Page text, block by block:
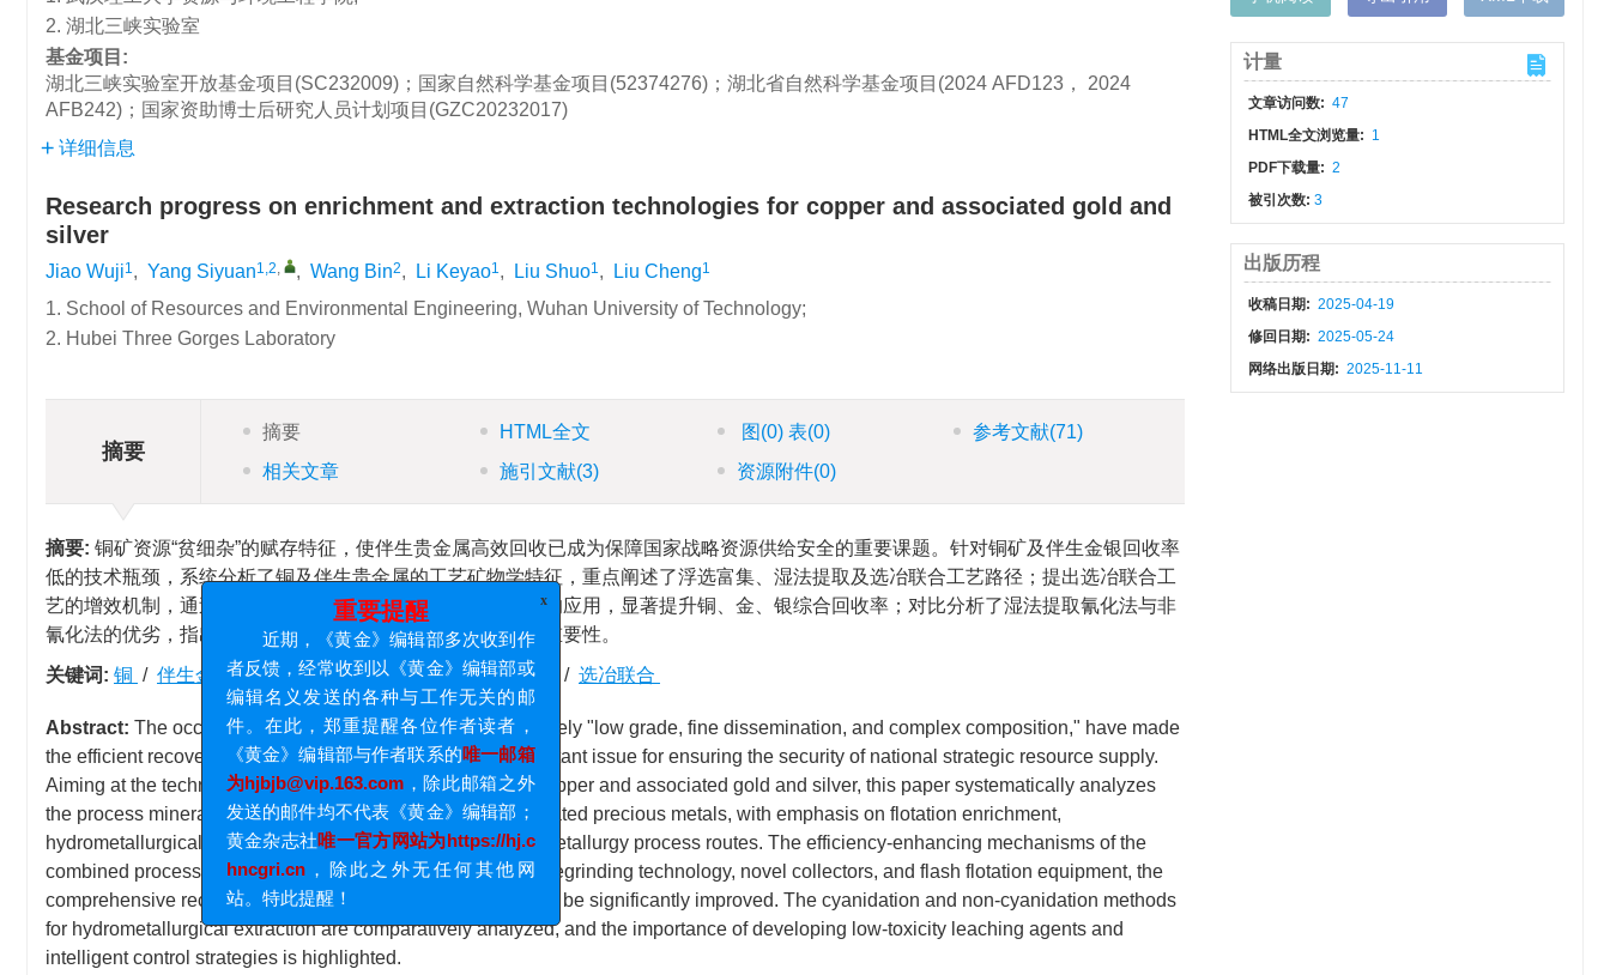
2. 湖北三峡实验室
基金项目:
湖北三峡实验室开放基金项目(SC232009)；国家自然科学基金项目(52374276)；湖北省自然科学基金项目(2024 AFD123， 2024
AFB242)；国家资助博士后研究人员计划项目(GZC20232017)
详细信息
Research progress on enrichment and extraction technologies for copper and associated gold and
silver
Jiao Wuji1, Yang Siyuan1,2, , Wang Bin2, Li Keyao1, Liu Shuo1, Liu Cheng1
1. School of Resources and Environmental Engineering, Wuhan University of Technology;
2. Hubei Three Gorges Laboratory
摘要
摘要 HTML全文 图 (0)表(0) 参考文献(71)
相关文章
施引文献(3) 资源附件(0)
摘要: 铜矿资源“贫细杂”的赋存特征，使伴生贵金属高效回收已成为保障国家战略资源供给安全的重要课题。针对铜矿及伴生金银回收率
低的技术瓶颈，系统分析了铜及伴生贵金属的工艺矿物学特征，重点阐述了浮选富集、湿法提取及选冶联合工艺路径；提出选冶联合工
艺的增效机制，通过再磨技术、新型捕收剂及闪速浮选装备的应用，显著提升铜、金、银综合回收率；对比分析了湿法提取氰化法与非
氰化法的优劣，指出了发展低毒浸出剂与智能化控制策略的重要性。
关键词: 铜 / 伴生金银/工艺矿物学/浮选富集 /湿法提取 / 选冶联合
Abstract: The occurrence characteristics of copper ore, namely "low grade, fine dissemination, and complex composition," have made
the efficient recovery of associated precious metals an important issue for ensuring the security of national strategic resource supply.
Aiming at the technical bottleneck of low recovery rates of copper and associated gold and silver, this paper systematically analyzes
the process mineralogy characteristics of copper and associated precious metals, with emphasis on flotation enrichment,
hydrometallurgical extraction, and combined beneficiation-metallurgy process routes. The efficiency-enhancing mechanisms of the
combined process are proposed; through the application of regrinding technology, novel collectors, and flash flotation equipment, the
comprehensive recovery rates of copper, gold, and silver can be significantly improved. The cyanidation and non-cyanidation methods
for hydrometallurgical extraction are comparatively analyzed, and the importance of developing low-toxicity leaching agents and
intelligent control strategies is highlighted.
计量
文章访问数: 47
HTML全文浏览量: 1
PDF下载量: 2
被引次数:3
出版历程
收稿日期: 2025-04-19
修回日期: 2025-05-24
网络出版日期: 2025-11-11
x
重要提醒
近期，《黄金》编辑部多次收到作
者反馈，经常收到以《黄金》编辑部或
编辑名义发送的各种与工作无关的邮
件。在此，郑重提醒各位作者读者，
《黄金》编辑部与作者联系的唯一邮箱
为hjbjb@vip.163.com，除此邮箱之外
发送的邮件均不代表《黄金》编辑部；
黄金杂志社唯一官方网站为https://hj.c
hncgri.cn，除此之外无任何其他网
站。特此提醒！